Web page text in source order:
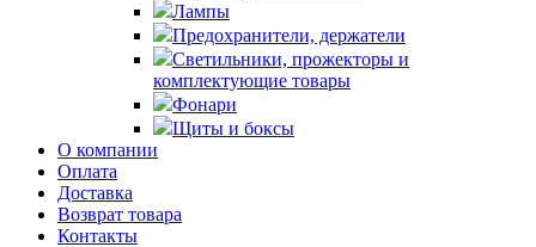
Лампы
Предохранители, держатели
Светильники, прожекторы и
комплектующие товары
Фонари
Щиты и боксы
О компании
Оплата
Доставка
Возврат товара
Контакты